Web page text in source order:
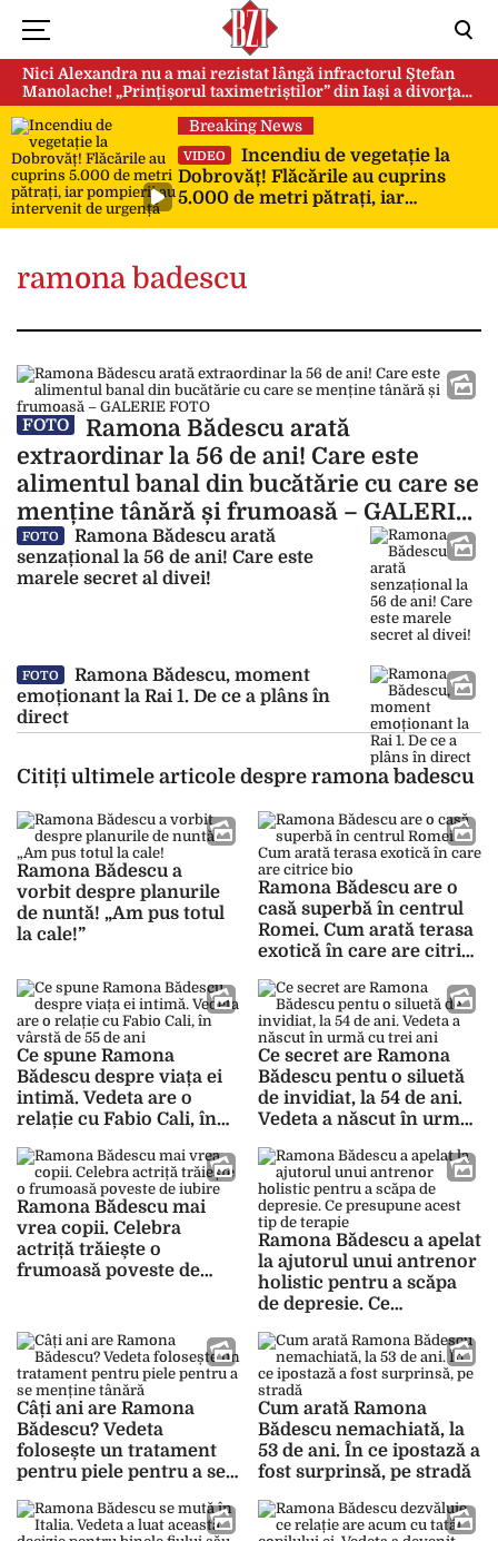
Nici Alexandra nu a mai rezistat lângă infractorul Ștefan
Manolache! „Prințișorul taximetriștilor” din Iași a divorţat
după doi ani de căsnicie
Breaking News
VIDEO
Incendiu de vegetație la
Dobrovăț! Flăcările au cuprins
5.000 de metri pătrați, iar
ramona badescu
FOTO
Ramona Bădescu arată
extraordinar la 56 de ani! Care este
alimentul banal din bucătărie cu care se
menține tânără și frumoasă – GALERIE
FOTO
FOTO
Ramona Bădescu arată
senzațional la 56 de ani! Care este
marele secret al divei!
FOTO
Ramona Bădescu, moment
emoționant la Rai 1. De ce a plâns în
direct
Citiți ultimele articole despre ramona badescu
Ramona Bădescu a
vorbit despre planurile
de nuntă! „Am pus totul
la cale!”
Ramona Bădescu are o
casă superbă în centrul
Romei. Cum arată terasa
exotică în care are citrice
Ce spune Ramona
Bădescu despre viața ei
intimă. Vedeta are o
relație cu Fabio Cali, în
Ce secret are Ramona
Bădescu pentu o siluetă
de invidiat, la 54 de ani.
Vedeta a născut în urmă
Ramona Bădescu mai
vrea copii. Celebra
actriță trăiește o
frumoasă poveste de
Ramona Bădescu a apelat
la ajutorul unui antrenor
holistic pentru a scăpa
de depresie. Ce
terapie
Câți ani are Ramona
Bădescu? Vedeta
folosește un tratament
pentru piele pentru a se
Cum arată Ramona
Bădescu nemachiată, la
53 de ani. În ce ipostază a
fost surprinsă, pe stradă